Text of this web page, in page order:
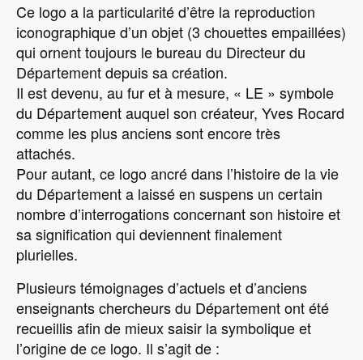
Ce logo a la particularité d’être la reproduction
iconographique d’un objet (3 chouettes empaillées)
qui ornent toujours le bureau du Directeur du
Département depuis sa création.
Il est devenu, au fur et à mesure, « LE » symbole
du Département auquel son créateur, Yves Rocard
comme les plus anciens sont encore très
attachés.
Pour autant, ce logo ancré dans l’histoire de la vie
du Département a laissé en suspens un certain
nombre d’interrogations concernant son histoire et
sa signification qui deviennent finalement
plurielles.
Plusieurs témoignages d’actuels et d’anciens
enseignants chercheurs du Département ont été
recueillis afin de mieux saisir la symbolique et
l’origine de ce logo. Il s’agit de :